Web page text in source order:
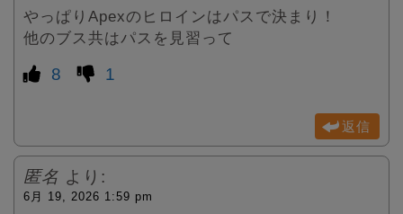
やっぱりApexのヒロインはパスで決まり！
他のブス共はパスを見習って
8 1
返信
匿名 より:
6月 19, 2026 1:59 pm